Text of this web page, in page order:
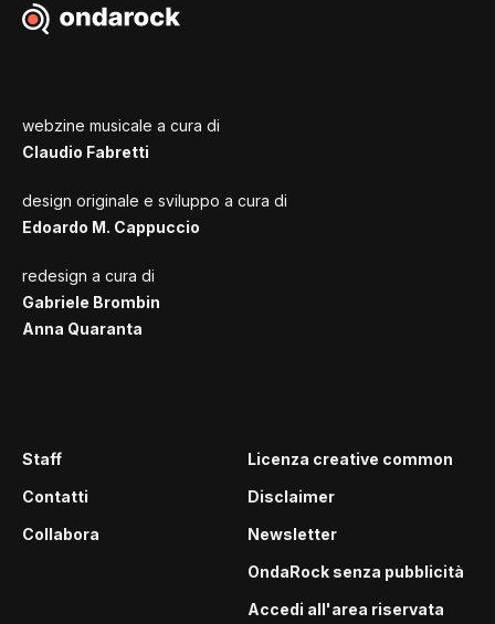
webzine musicale a cura di
Claudio Fabretti
design originale e sviluppo a cura di
Edoardo M. Cappuccio
redesign a cura di
Gabriele Brombin
Anna Quaranta
Staff
Contatti
Collabora
Licenza creative common
Disclaimer
Newsletter
OndaRock senza pubblicità
Accedi all'area riservata